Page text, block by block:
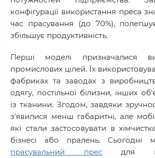
конфігурації використання преса
час прасування (до 70%),
збільшує продуктивність.
Перші моделі призначалися
промислових цілей. Їх
фабриках та заводах з
одягу, постільної білизни, інших
із тканини. Згодом, завдяки
з'явилися менш габаритні, але
які стали застосовувати в
бізнесі або пралень. Сьогодні
прасувальний пресдля